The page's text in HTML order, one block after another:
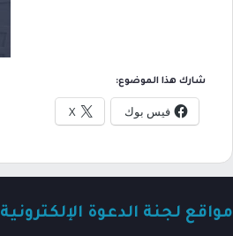
شارك هذا الموضوع:
فيس بوك X
مواقع لجنة الدعوة الإلكترونية